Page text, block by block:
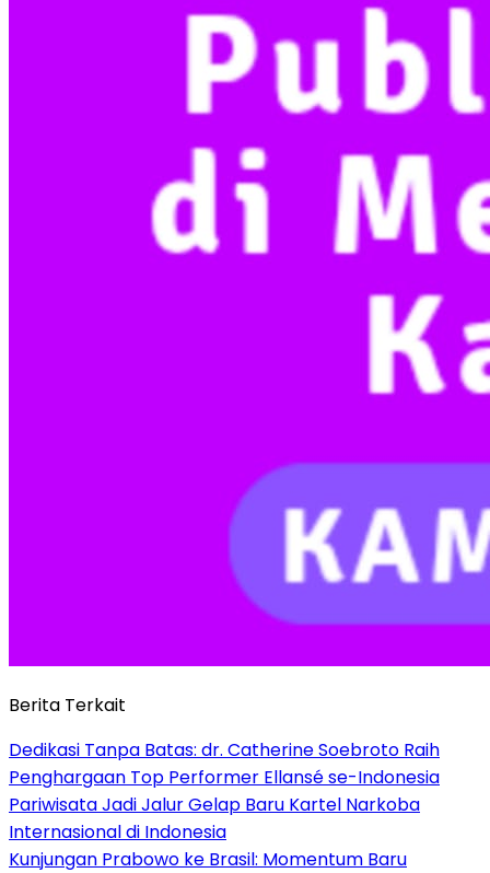
Berita Terkait
Dedikasi Tanpa Batas: dr. Catherine Soebroto Raih
Penghargaan Top Performer Ellansé se-Indonesia
Pariwisata Jadi Jalur Gelap Baru Kartel Narkoba
Internasional di Indonesia
Kunjungan Prabowo ke Brasil: Momentum Baru